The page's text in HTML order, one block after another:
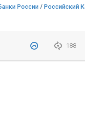
России /Российский
188